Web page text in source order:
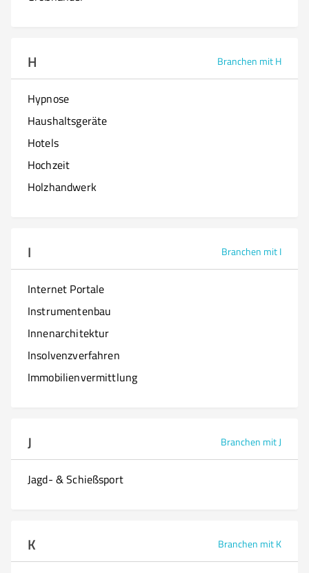
H Branchen mit H
Hypnose
Haushaltsgeräte
Hotels
Hochzeit
Holzhandwerk
I Branchen mit I
Internet Portale
Instrumentenbau
Innenarchitektur
Insolvenzverfahren
Immobilienvermittlung
J Branchen mit J
Jagd- & Schießsport
K Branchen mit K